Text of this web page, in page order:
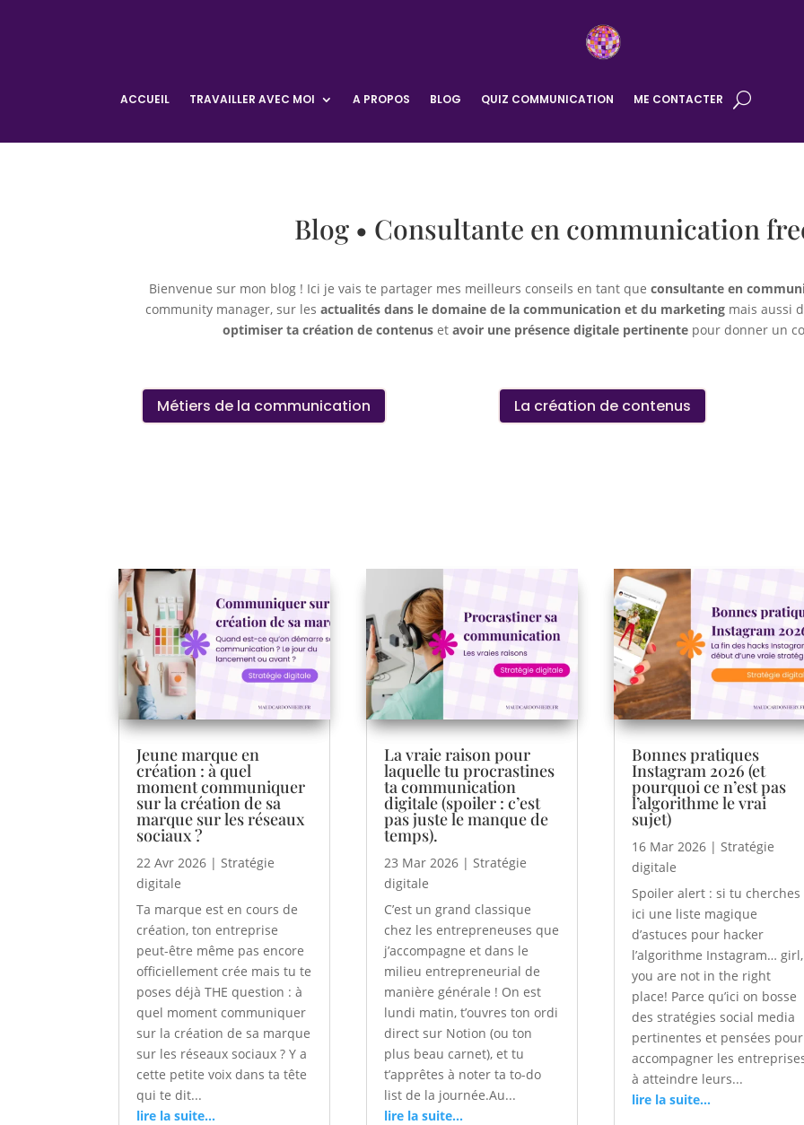
ACCUEIL TRAVAILLER AVEC MOI A PROPOS BLOG QUIZ COMMUNICATION ME CONTACTER
Blog • Consultante en communication
Bienvenue sur mon blog ! Ici je vais te partager mes meilleurs conseils en tant que consultante en
community manager, sur les actualités dans le domaine de la communication et du marketing mais aussi
optimiser ta création de contenuset avoir une présence digitale pertinentepour donner un
Métiers de la communication La création de contenus
Jeune marque en
création : à quel
moment communiquer
sur la création de sa
marque sur les réseaux
sociaux ?
22 Avr 2026 | Stratégie
digitale
Ta marque est en cours de
création, ton entreprise
peut-être même pas encore
officiellement crée mais tu te
poses déjà THE question : à
quel moment communiquer
sur la création de sa marque
sur les réseaux sociaux ? Y a
cette petite voix dans ta tête
qui te dit...
lire la suite...
La vraie raison pour
laquelle tu procrastines
ta communication
digitale (spoiler : c’est
pas juste le manque de
temps).
23 Mar 2026 | Stratégie
digitale
C’est un grand classique
chez les entrepreneuses que
j’accompagne et dans le
milieu entrepreneurial de
manière générale ! On est
lundi matin, t’ouvres ton ordi
direct sur Notion (ou ton
plus beau carnet), et tu
t’apprêtes à noter ta to-do
list de la journée.Au...
lire la suite...
Bonnes pratiques
Instagram 2026 (et
pourquoi ce n’est pas
l’algorithme le vrai
sujet)
16 Mar 2026 | Stratégie
digitale
Spoiler alert : si tu cherches
ici une liste magique
d’astuces pour hacker
l’algorithme Instagram… girl,
you are not in the right
place! Parce qu’ici on bosse
des stratégies social media
pertinentes et pensées pour
accompagner les
à atteindre leurs...
lire la suite...